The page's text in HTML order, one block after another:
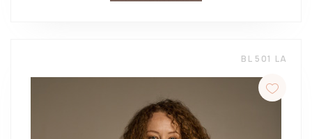
BL 501 LA